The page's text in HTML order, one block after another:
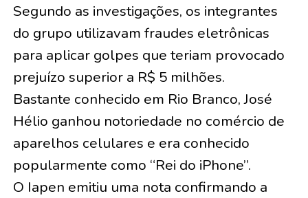
Segundo as investigações, os integrantes
do grupo utilizavam fraudes eletrônicas
para aplicar golpes que teriam provocado
prejuízo superior a R$ 5 milhões.
Bastante conhecido em Rio Branco, José
Hélio ganhou notoriedade no comércio de
aparelhos celulares e era conhecido
popularmente como “Rei do iPhone”.
O Iapen emitiu uma nota confirmando a